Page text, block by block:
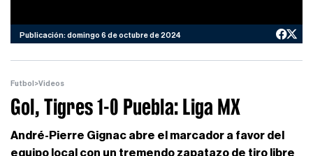
Publicación: domingo 6 de octubre de 2024
Futbol >Videos
Gol, Tigres 1-0 Puebla: Liga MX
André-Pierre Gignac abre el marcador a favor del
equipo local con un tremendo zapatazo de tiro libre